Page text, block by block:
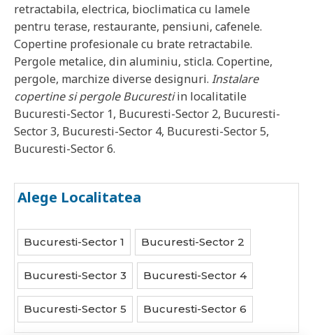
retractabila, electrica, bioclimatica cu lamele
pentru terase, restaurante, pensiuni, cafenele.
Copertine profesionale cu brate retractabile.
Pergole metalice, din aluminiu, sticla. Copertine,
pergole, marchize diverse designuri. Instalare
copertine si pergoleBucurestiin localitatile
Bucuresti-Sector 1, Bucuresti-Sector 2, Bucuresti-
Sector 3, Bucuresti-Sector 4, Bucuresti-Sector 5,
Bucuresti-Sector 6.
Alege Localitatea
Bucuresti-Sector 1 Bucuresti-Sector 2
Bucuresti-Sector 3 Bucuresti-Sector 4
Bucuresti-Sector 5 Bucuresti-Sector 6